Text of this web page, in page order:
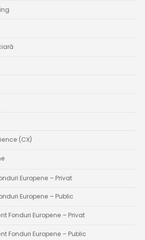
(CX)
Europene – Privat
Europene – Public
Fonduri Europene – Privat
Fonduri Europene – Public